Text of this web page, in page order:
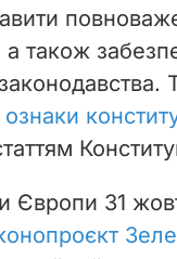
також
Європи 31